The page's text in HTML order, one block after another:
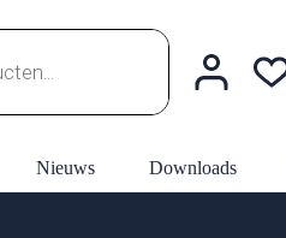
Nieuws Downloads